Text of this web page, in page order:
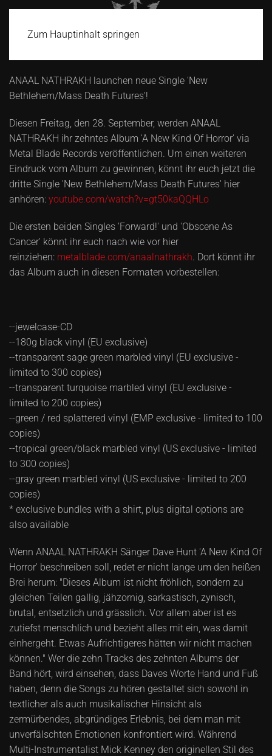
Zum Hauptinhalt springen
ANAAL NATHRAKH launchen neue Single 'New
Bethlehem/Mass Death Futures'!
Diesen Freitag, den 28. September, werden ANAAL
NATHRAKH ihr zehntes Album 'A New Kind Of Horror' via
Metal Blade Records veröffentlichen. Um einen weiteren
Eindruck vom Album zu gewinnen, könnt ihr euch jetzt die
dritte Single 'New Bethlehem/Mass Death Futures' hier
anhören: youtube.com/watch?v=gt50kaQQHLo
Die ersten beiden Singles 'Forward!' und 'Obscene As
Cancer' könnt ihr euch nach wie vor hier
reinziehen: metalblade.com/anaalnathrakh. Dort könnt ihr
das Album auch in diesen Formaten vorbestellen:
--jewelcase-CD
--180g black vinyl (EU exclusive)
--transparent sage green marbled vinyl (EU exclusive -
limited to 300 copies)
--transparent turquoise marbled vinyl (EU exclusive -
limited to 200 copies)
--green / red splattered vinyl (EMP exclusive - limited to 100
copies)
--tropical green/black marbled vinyl (US exclusive - limited
to 300 copies)
--gray green marbled vinyl (US exclusive - limited to 200
copies)
* exclusive bundles with a shirt, plus digital options are
also available
Wenn ANAAL NATHRAKH Sänger Dave Hunt 'A New Kind Of
Horror' beschreiben soll, redet er nicht lange um den heißen
Brei herum: "Dieses Album ist nicht fröhlich, sondern zu
gleichen Teilen gallig, jähzornig, sarkastisch, zynisch,
brutal, entsetzlich und grässlich. Vor allem aber ist es
zutiefst menschlich und bezieht alles mit ein, was damit
einhergeht. Etwas Aufrichtigeres hätten wir nicht machen
können." Wer die zehn Tracks des zehnten Albums der
Band hört, wird einsehen, dass Daves Worte Hand und Fuß
haben, denn die Songs zu hören gestaltet sich sowohl in
textlicher als auch musikalischer Hinsicht als
zermürbendes, abgründiges Erlebnis, bei dem man mit
unverfälschten Emotionen konfrontiert wird. Während
Multi-Instrumentalist Mick Kenney den originellen Stil des